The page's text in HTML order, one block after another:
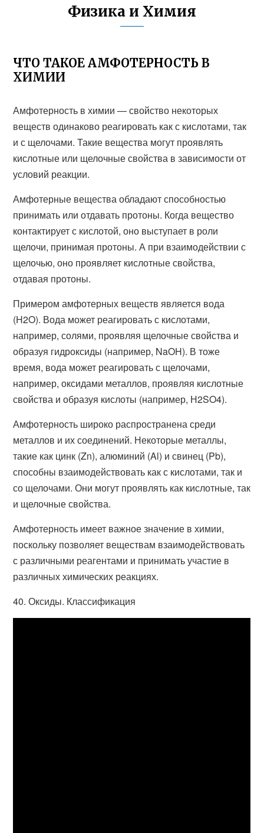
Физика и Химия
ЧТО ТАКОЕ АМФОТЕРНОСТЬ В
ХИМИИ
Амфотерность в химии — свойство некоторых
веществ одинаково реагировать как с кислотами, так
и с щелочами. Такие вещества могут проявлять
кислотные или щелочные свойства в зависимости от
условий реакции.
Амфотерные вещества обладают способностью
принимать или отдавать протоны. Когда вещество
контактирует с кислотой, оно выступает в роли
щелочи, принимая протоны. А при взаимодействии с
щелочью, оно проявляет кислотные свойства,
отдавая протоны.
Примером амфотерных веществ является вода
(H2O). Вода может реагировать с кислотами,
например, солями, проявляя щелочные свойства и
образуя гидроксиды (например, NaOH). В тоже
время, вода может реагировать с щелочами,
например, оксидами металлов, проявляя кислотные
свойства и образуя кислоты (например, Н2SO4).
Амфотерность широко распространена среди
металлов и их соединений. Некоторые металлы,
такие как цинк (Zn), алюминий (Al) и свинец (Pb),
способны взаимодействовать как с кислотами, так и
со щелочами. Они могут проявлять как кислотные, так
и щелочные свойства.
Амфотерность имеет важное значение в химии,
поскольку позволяет веществам взаимодействовать
с различными реагентами и принимать участие в
различных химических реакциях.
40. Оксиды. Классификация